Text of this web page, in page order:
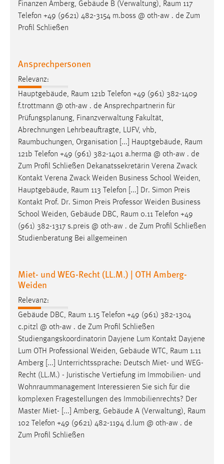
Finanzen Amberg, Gebäude B (Verwaltung), Raum 117
Telefon +49 (9621) 482-3154 m.boss @ oth-aw . de Zum
Profil Schließen
Ansprechpersonen
Relevanz:
Hauptgebäude, Raum 121b Telefon +49 (961) 382-1409
f.trottmann @ oth-aw . de Ansprechpartnerin für
Prüfungsplanung, Finanzverwaltung Fakultät,
Abrechnungen Lehrbeauftragte, LUFV, vhb,
Raumbuchungen, Organisation [...] Hauptgebäude, Raum
121b Telefon +49 (961) 382-1401 a.herma @ oth-aw . de
Zum Profil Schließen Dekanatssekretärin Verena Zwack
Kontakt Verena Zwack Weiden Business School Weiden,
Hauptgebäude, Raum 113 Telefon [...] Dr. Simon Preis
Kontakt Prof. Dr. Simon Preis Professor Weiden Business
School Weiden, Gebäude DBC, Raum 0.11 Telefon +49
(961) 382-1317 s.preis @ oth-aw . de Zum Profil Schließen
Studienberatung Bei allgemeinen
Miet- und WEG-Recht (LL.M.) | OTH Amberg-
Weiden
Relevanz:
Gebäude DBC, Raum 1.15 Telefon +49 (961) 382-1304
c.pitzl @ oth-aw . de Zum Profil Schließen
Studiengangskoordinatorin Dayjene Lum Kontakt Dayjene
Lum OTH Professional Weiden, Gebäude WTC, Raum 1.11
Amberg [...] Unterrichtssprache: Deutsch Miet- und WEG-
Recht (LL.M.) - Juristische Vertiefung im Immobilien- und
Wohnraummanagement Interessieren Sie sich für die
komplexen Fragestellungen des Immobilienrechts? Der
Master Miet- [...] Amberg, Gebäude A (Verwaltung), Raum
102 Telefon +49 (9621) 482-1194 d.lum @ oth-aw . de
Zum Profil Schließen
EXTERNE MEDIEN
Um Inhalte von Videoplattformen und Social Media
Plattformen anzeigen zu können, werden von diesen
YouTube
Vimeo